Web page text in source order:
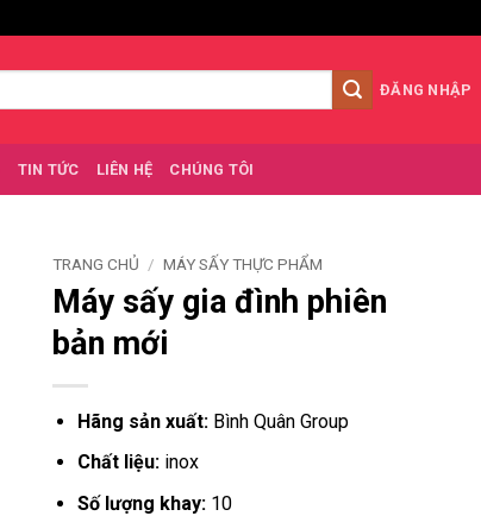
ĐĂNG NHẬP
TIN TỨC LIÊN HỆ CHÚNG TÔI
TRANG CHỦ / MÁY SẤY THỰC PHẨM
Máy sấy gia đình phiên
bản mới
Hãng sản xuất: Bình Quân Group
Chất liệu: inox
Số lượng khay:10